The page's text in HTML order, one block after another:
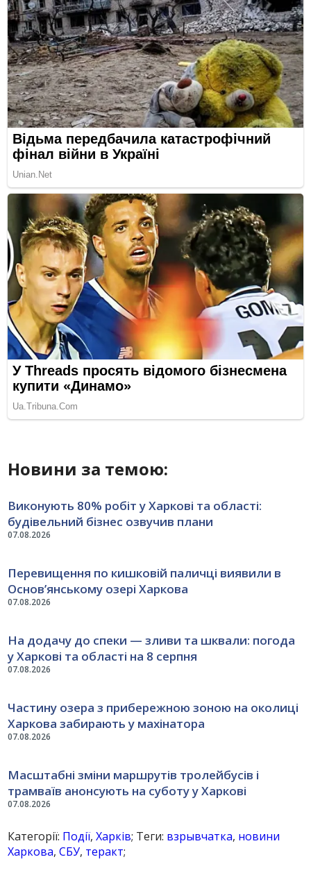
Новини за темою:
07.08.2026
Виконують 80% робіт у Харкові та області:
будівельний бізнес озвучив плани
07.08.2026
Перевищення по кишковій паличці виявили в
Основ’янському озері Харкова
07.08.2026
На додачу до спеки — зливи та шквали: погода
у Харкові та області на 8 серпня
07.08.2026
Частину озера з прибережною зоною на околиці
Харкова забирають у махінатора
07.08.2026
Масштабні зміни маршрутів тролейбусів і
трамваїв анонсують на суботу у Харкові
Категорії: Події,Харків; Теги: взрывчатка, новини
Харкова,СБУ, теракт;